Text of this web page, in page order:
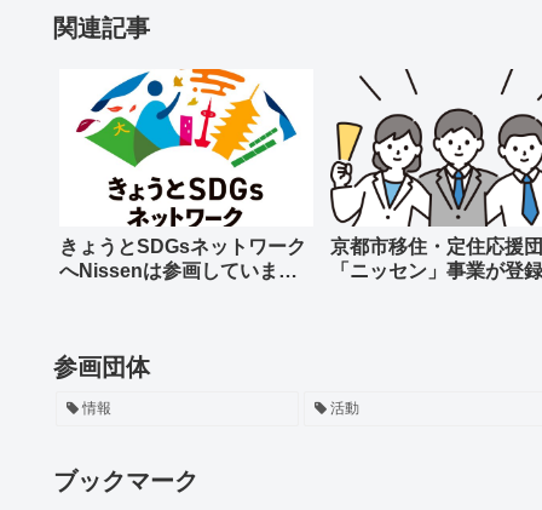
関連記事
きょうとSDGsネットワーク
へNissenは参画していま
京都市移住・定住応援
「ニッセン」事業が登
参画団体
情報 活動
ブックマーク